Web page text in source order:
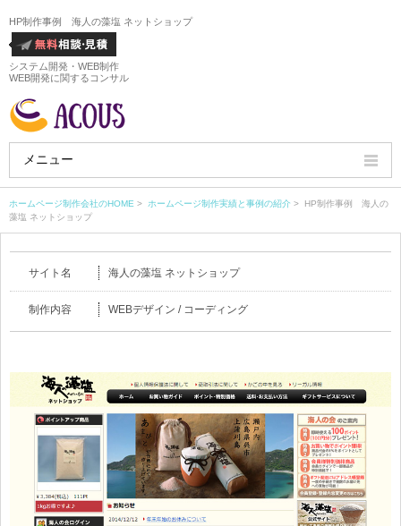
HP制作事例 海人の藻塩 ネットショップ
システム開発・WEB制作
WEB開発に関するコンサル
メニュー
HOME
ホームページ制作実績
サービス
ホームページ制作の流れ
ホームページ制作会社のHOME > ホームページ制作実績と事例の紹介 > HP制作事例 海人の
藻塩 ネットショップ
サイト名 海人の藻塩 ネットショップ
制作内容 WEBデザイン / コーディング